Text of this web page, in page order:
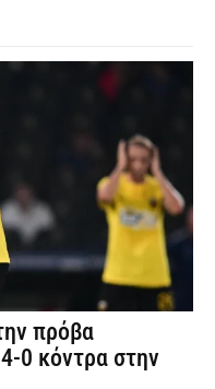
πρόβα
0 κόντρα στην